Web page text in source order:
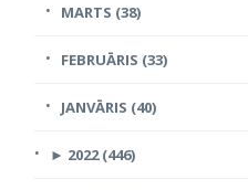
MARTS (38)
FEBRUĀRIS (33)
JANVĀRIS (40)
► 2022 (446)